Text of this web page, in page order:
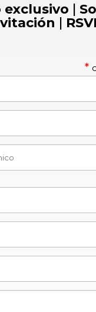
exclusivo |
|
*